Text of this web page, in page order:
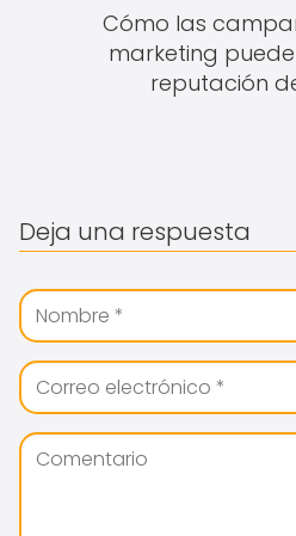
Cómo las
marketing
reputación
Deja una respuesta